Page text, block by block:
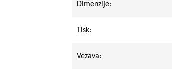
Dimenzije:
Tisk:
Vezava: